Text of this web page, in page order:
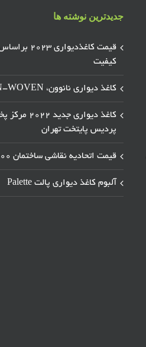
جدیدترین نوشته ها
قیمت کاغذدیواری ۲۰۲۳
کیفیت
کاغذ دیواری نانوون، NON-WOVEN
کاغذ دیواری جدید
پردیس پایتخت تهران
قیمت اتحادیه نقاشی ساختمان ۱۴۰۰
آلبوم کاغذ دیواری پالت Palette